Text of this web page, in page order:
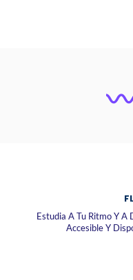
Estudia A Tu Ritmo Y
Accesible Y